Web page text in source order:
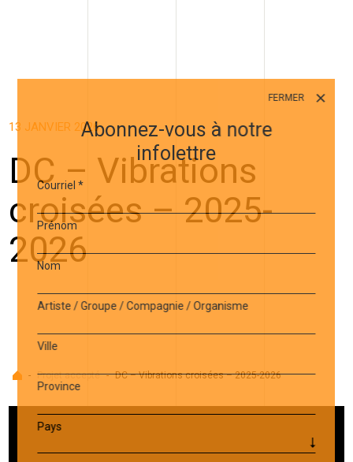
13 JANVIER 2026
DC – Vibrations
croisées – 2025-
2026
Accueil
- Projet accepté - DC – Vibrations croisées – 2025-2026
FERMER
Abonnez-vous à notre
infolettre
Courriel*
Prénom
Nom
Artiste / Groupe / Compagnie / Organisme
Ville
Province
Pays